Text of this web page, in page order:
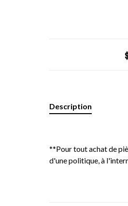
Description
**Pour tout achat de
d'une politique, à